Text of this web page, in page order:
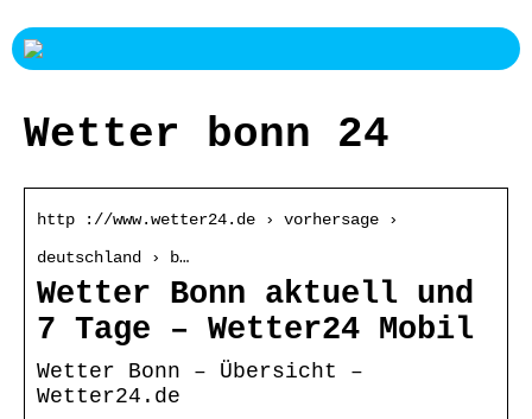
Wetter bonn 24
http ://www.wetter24.de › vorhersage ›
deutschland › b…
Wetter Bonn aktuell und
7 Tage – Wetter24 Mobil
Wetter Bonn – Übersicht –
Wetter24.de